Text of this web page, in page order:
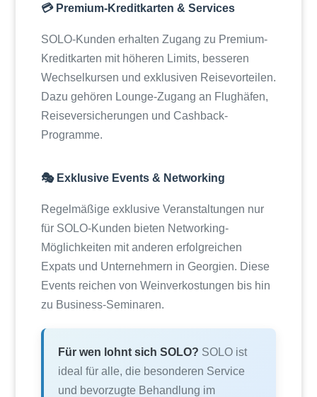
💳 Premium-Kreditkarten & Services
SOLO-Kunden erhalten Zugang zu Premium-
Kreditkarten mit höheren Limits, besseren
Wechselkursen und exklusiven Reisevorteilen.
Dazu gehören Lounge-Zugang an Flughäfen,
Reiseversicherungen und Cashback-
Programme.
🎭 Exklusive Events & Networking
Regelmäßige exklusive Veranstaltungen nur
für SOLO-Kunden bieten Networking-
Möglichkeiten mit anderen erfolgreichen
Expats und Unternehmern in Georgien. Diese
Events reichen von Weinverkostungen bis hin
zu Business-Seminaren.
Für wen lohnt sich SOLO? SOLO ist
ideal für alle, die besonderen Service
und bevorzugte Behandlung im